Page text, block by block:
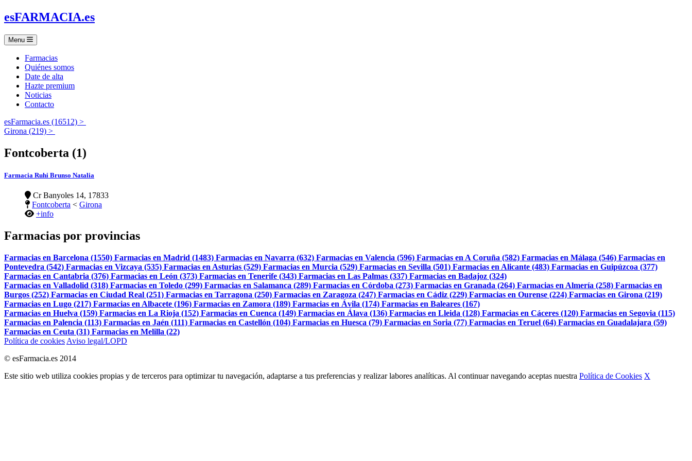
esFARMACIA.es
Menu
Farmacias
Quiénes somos
Date de alta
Hazte premium
Noticias
Contacto
esFarmacia.es (16512) >
Girona (219) >
Fontcoberta (1)
Farmacia Ruhi Brunso Natalia
Cr Banyoles 14, 17833
Fontcoberta < Girona
+info
Farmacias por provincias
Farmacias en Barcelona (1550) Farmacias en Madrid (1483) Farmacias en Navarra (632) Farmacias en Valencia (596) Farmacias en A Coruña (582) Farmacias en Málaga (546) Farmacias en
Pontevedra (542) Farmacias en Vizcaya (535) Farmacias en Asturias (529) Farmacias en Murcia (529) Farmacias en Sevilla (501) Farmacias en Alicante (483) Farmacias en Guipúzcoa (377)
Farmacias en Cantabria (376) Farmacias en León (373) Farmacias en Tenerife (343) Farmacias en Las Palmas (337) Farmacias en Badajoz (324)
Farmacias en Valladolid (318) Farmacias en Toledo (299) Farmacias en Salamanca (289) Farmacias en Córdoba (273) Farmacias en Granada (264) Farmacias en Almería (258) Farmacias en
Burgos (252) Farmacias en Ciudad Real (251) Farmacias en Tarragona (250) Farmacias en Zaragoza (247) Farmacias en Cádiz (229) Farmacias en Ourense (224) Farmacias en Girona (219)
Farmacias en Lugo (217) Farmacias en Albacete (196) Farmacias en Zamora (189) Farmacias en Ávila (174) Farmacias en Baleares (167)
Farmacias en Huelva (159) Farmacias en La Rioja (152) Farmacias en Cuenca (149) Farmacias en Álava (136) Farmacias en Lleida (128) Farmacias en Cáceres (120) Farmacias en Segovia (115)
Farmacias en Palencia (113) Farmacias en Jaén (111) Farmacias en Castellón (104) Farmacias en Huesca (79) Farmacias en Soria (77) Farmacias en Teruel (64) Farmacias en Guadalajara (59)
Farmacias en Ceuta (31) Farmacias en Melilla (22)
Política de cookies Aviso legal/LOPD
© esFarmacia.es 2014
Este sitio web utiliza cookies propias y de terceros para optimizar tu navegación, adaptarse a tus preferencias y realizar labores analíticas. Al continuar navegando aceptas nuestra Política de Cookies X